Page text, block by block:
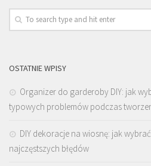
OSTATNIE WPISY
Organizer do garderoby DIY: jak
typowych problemów podczas
DIY dekoracje na wiosnę: jak
najczęstszych błędów